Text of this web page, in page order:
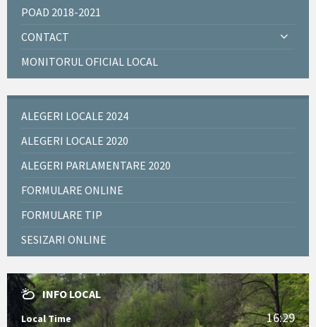
POAD 2018-2021
CONTACT
MONITORUL OFICIAL LOCAL
ALEGERI LOCALE 2024
ALEGERI LOCALE 2020
ALEGERI PARLAMENTARE 2020
FORMULARE ONLINE
FORMULARE TIP
SESIZARI ONLINE
INFO LOCAL
Local Time 16:29